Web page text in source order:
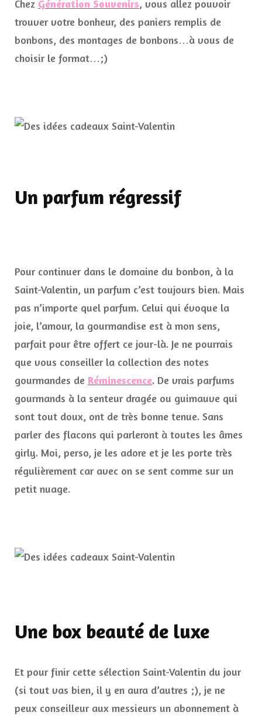
Chez Génération Souvenirs, vous allez pouvoir
trouver votre bonheur, des paniers remplis de
bonbons, des montages de bonbons…à vous de
choisir le format…;)
Un parfum régressif
Pour continuer dans le domaine du bonbon, à la
Saint-Valentin, un parfum c’est toujours bien. Mais
pas n’importe quel parfum. Celui qui évoque la
joie, l’amour, la gourmandise est à mon sens,
parfait pour être offert ce jour-là. Je ne pourrais
que vous conseiller la collection des notes
gourmandes de Réminescence. De vrais parfums
gourmands à la senteur dragée ou guimauve qui
sont tout doux, ont de très bonne tenue. Sans
parler des flacons qui parleront à toutes les âmes
girly. Moi, perso, je les adore et je les porte très
régulièrement car avec on se sent comme sur un
petit nuage.
Une box beauté de luxe
Et pour finir cette sélection Saint-Valentin du jour
(si tout vas bien, il y en aura d’autres ;), je ne
peux conseilleur aux messieurs un abonnement à